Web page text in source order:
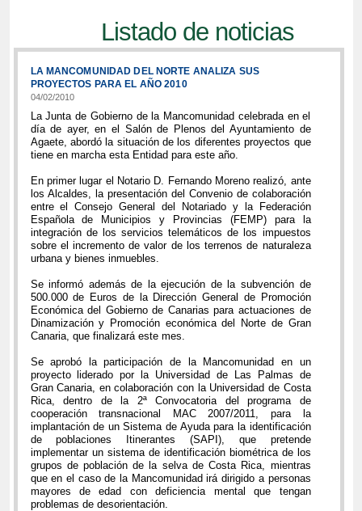
Listado de noticias
LA MANCOMUNIDAD DEL NORTE ANALIZA SUS
PROYECTOS PARA EL AÑO 2010
04/02/2010
La Junta de Gobierno de la Mancomunidad celebrada en el
día de ayer, en el Salón de Plenos del Ayuntamiento de
Agaete, abordó la situación de los diferentes proyectos que
tiene en marcha esta Entidad para este año.
En primer lugar el Notario D. Fernando Moreno realizó, ante
los Alcaldes, la presentación del Convenio de colaboración
entre el Consejo General del Notariado y la Federación
Española de Municipios y Provincias (FEMP) para la
integración de los servicios telemáticos de los impuestos
sobre el incremento de valor de los terrenos de naturaleza
urbana y bienes inmuebles.
Se informó además de la ejecución de la subvención de
500.000 de Euros de la Dirección General de Promoción
Económica del Gobierno de Canarias para actuaciones de
Dinamización y Promoción económica del Norte de Gran
Canaria, que finalizará este mes.
Se aprobó la participación de la Mancomunidad en un
proyecto liderado por la Universidad de Las Palmas de
Gran Canaria, en colaboración con la Universidad de Costa
Rica, dentro de la 2ª Convocatoria del programa de
cooperación transnacional MAC 2007/2011, para la
implantación de un Sistema de Ayuda para la identificación
de poblaciones Itinerantes (SAPI), que pretende
implementar un sistema de identificación biométrica de los
grupos de población de la selva de Costa Rica, mientras
que en el caso de la Mancomunidad irá dirigido a personas
mayores de edad con deficiencia mental que tengan
problemas de desorientación.